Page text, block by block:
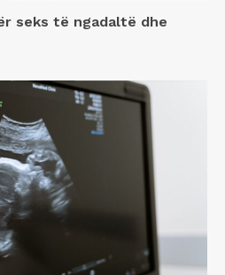
seks të ngadaltë dhe